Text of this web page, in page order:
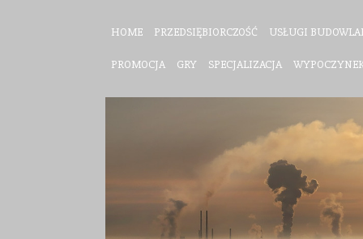
HOME PRZEDSIĘBIORCZOŚĆ USŁUGI
PROMOCJA GRY SPECJALIZACJA